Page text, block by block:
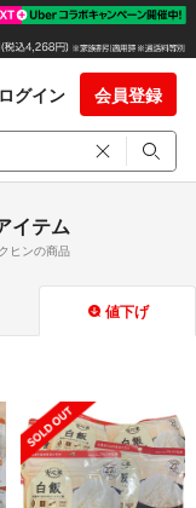
ログイン 会員登録
イテム
ヒンの商品
値下げ